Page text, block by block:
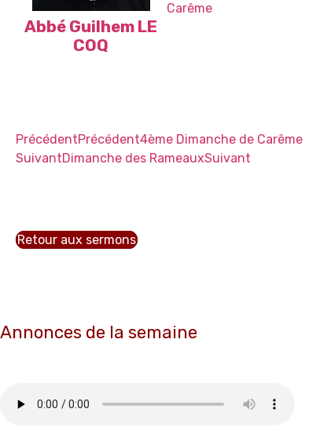
Abbé Guilhem LE
COQ
Carême
PrécédentPrécédent4ème Dimanche de Carême
SuivantDimanche des RameauxSuivant
Retour aux sermons
Annonces de la semaine